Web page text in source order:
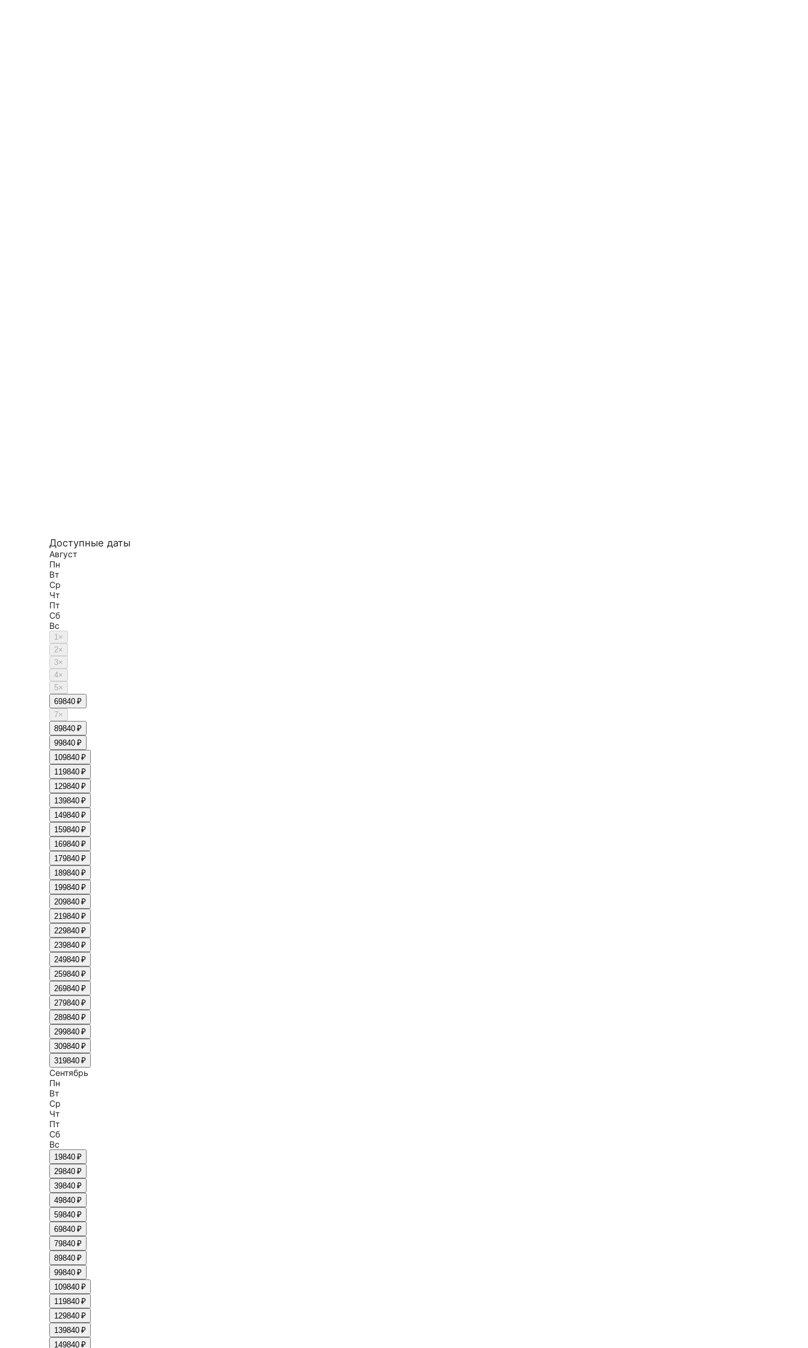
Доступные даты
Август
Пн
Вт
Ср
Чт
Пт
Сб
Вс
1×
2×
3×
4×
5×
69840 ₽
7×
89840 ₽
99840 ₽
109840 ₽
119840 ₽
129840 ₽
139840 ₽
149840 ₽
159840 ₽
169840 ₽
179840 ₽
189840 ₽
199840 ₽
209840 ₽
219840 ₽
229840 ₽
239840 ₽
249840 ₽
259840 ₽
269840 ₽
279840 ₽
289840 ₽
299840 ₽
309840 ₽
319840 ₽
Сентябрь
Пн
Вт
Ср
Чт
Пт
Сб
Вс
19840 ₽
29840 ₽
39840 ₽
49840 ₽
59840 ₽
69840 ₽
79840 ₽
89840 ₽
99840 ₽
109840 ₽
119840 ₽
129840 ₽
139840 ₽
149840 ₽